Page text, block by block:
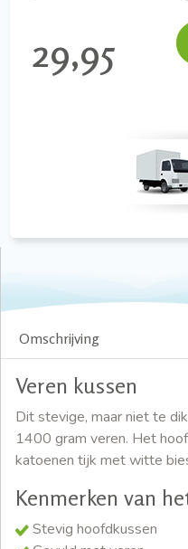
29,95
Omschrijving
Veren kussen
Dit stevige, maar niet te
1400 gram veren. Het
katoenen tijk met witte
Kenmerken van
Stevig hoofdkussen